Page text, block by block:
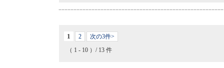
1 2
次の3件>
（ 1 - 10 ）/ 13 件